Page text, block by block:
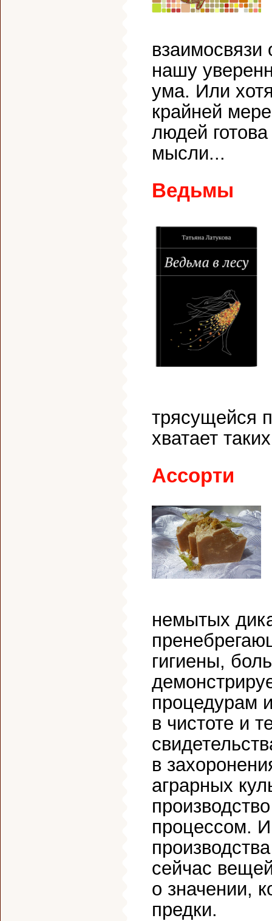
нашу
ума. Или
крайней
людей
мысли...
Ведьмы
трясущейся
хватает
Ассорти
немытых
гигиены,
процедурам
в чистоте и
в
аграрных
процессом.
сейчас
о значении,
предки.